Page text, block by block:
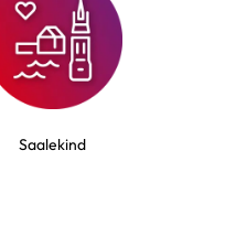
Saalekind